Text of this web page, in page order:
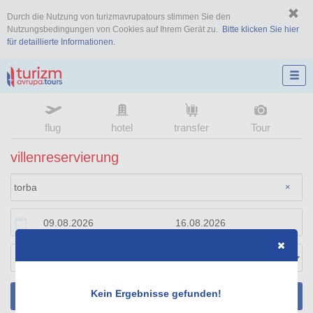
Durch die Nutzung von turizmavrupatours stimmen Sie den
Nutzungsbedingungen von Cookies auf Ihrem Gerät zu.
Bitte klicken Sie hier
für detaillierte Informationen.
flug hotel transfer Tour
villenreservierung
×
SUCHEN
Kein Ergebnisse gefunden!